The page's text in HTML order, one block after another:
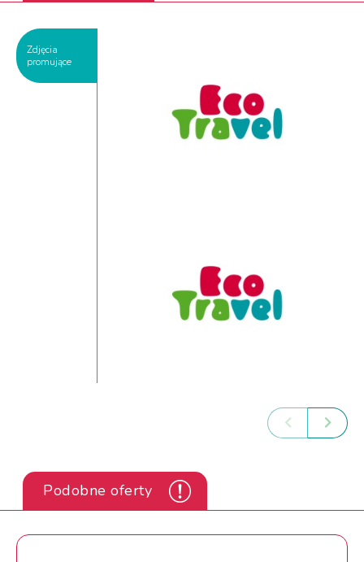
Zdjęcia
promujące
Podobne oferty